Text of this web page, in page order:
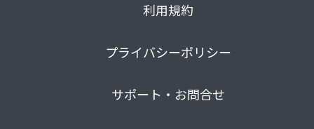
利用規約
プライバシーポリシー
サポート・お問合せ